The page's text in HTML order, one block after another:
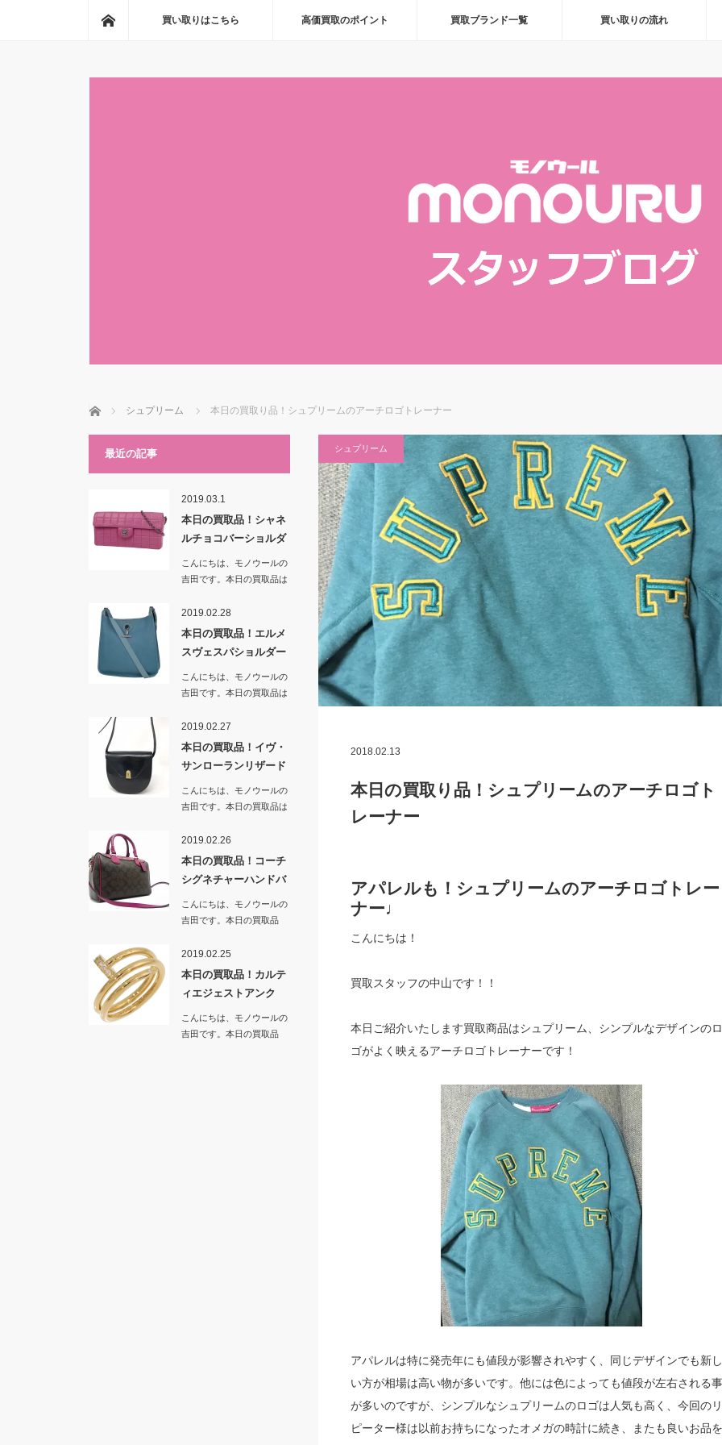
ホーム買い取りはこちら 高価買取のポイント 買取ブランド一覧 買い取りの流れ
ホーム シュプリーム 本日の買取り品！シュプリームのアーチロゴトレーナー
シュプリーム
2018.02.13
本日の買取り品！シュプリームのアーチロゴト
レーナー
アパレルも！シュプリームのアーチロゴトレー
ナー♩
こんにちは！
買取スタッフの中山です！！
本日ご紹介いたします買取商品はシュプリーム、シンプルなデザインのロ
ゴがよく映えるアーチロゴトレーナーです！
アパレルは特に発売年にも値段が影響されやすく、同じデザインでも新し
い方が相場は高い物が多いです。他には色によっても値段が左右される事
が多いのですが、シンプルなシュプリームのロゴは人気も高く、今回のリ
ピーター様は以前お持ちになったオメガの時計に続き、またも良いお品を
最近の記事
2019.03.1
本日の買取品！シャネ
ルチョコバーショルダ
ーバッグ …
こんにちは、モノウールの
吉田です。本日の買取品は
2019.02.28
本日の買取品！エルメ
スヴェスパショルダー
バッグ ブ…
こんにちは、モノウールの
吉田です。本日の買取品は
2019.02.27
本日の買取品！イヴ・
サンローランリザード
革ショルダ…
こんにちは、モノウールの
吉田です。本日の買取品は
ード…
2019.02.26
本日の買取品！コーチ
シグネチャーハンドバ
ッグ＆ショ…
こんにちは、モノウールの
吉田です。本日の買取品
2019.02.25
本日の買取品！カルテ
ィエジェストアンク
ル ブランド…
こんにちは、モノウールの
吉田です。本日の買取品